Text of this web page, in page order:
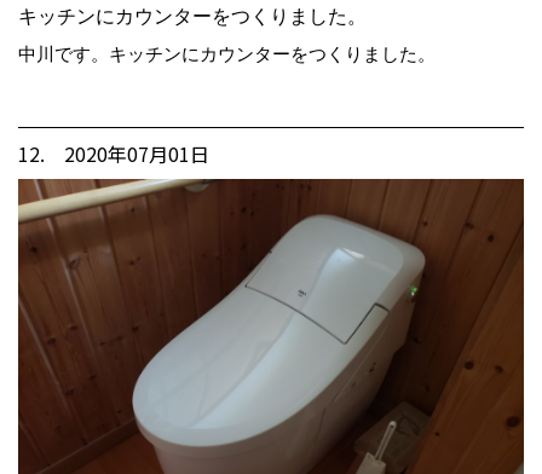
キッチンにカウンターをつくりました。
中川です。キッチンにカウンターをつくりました。
12. 2020年07月01日